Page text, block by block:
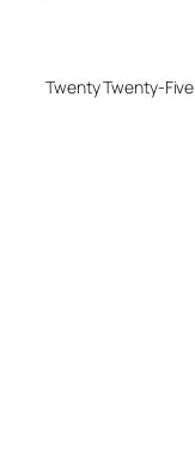
Twenty Twenty-Five